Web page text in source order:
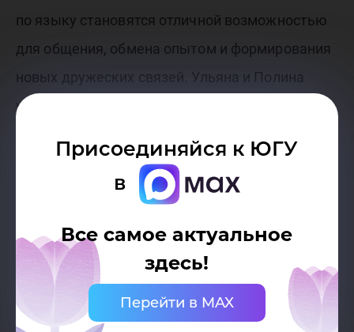
Присоединяйся к ЮГУ
в
Все самое актуальное
здесь!
Перейти в MAX
по языку становятся отличной возможностью
для общения, обмена опытом и формирования
новых дружеских связей. Ульяна и Полина
уверены, что такие инициативы способствуют
помогают им оставаться активными и
вовлеченными в современный мир.